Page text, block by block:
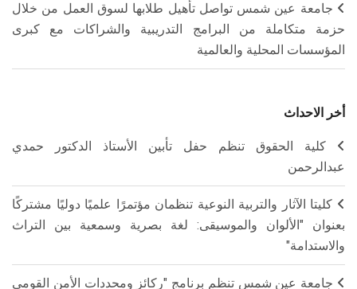
جامعة عين شمس تواصل تأهيل طلابها لسوق العمل من خلال
حزمة متكاملة من البرامج التدريبية والشراكات مع كبرى
المؤسسات المحلية والعالمية
أخر الاحداث
كلية الحقوق تنظم حفل تأبين الأستاذ الدكتور حمدي
عبدالرحمن
كليتا الآثار والتربية النوعية تنظمان مؤتمرًا علميًا دوليًا مشتركًا
بعنوان "الألوان والموسيقى: لغة بصرية وسمعية بين التراث
والاستدامة"
جامعة عين شمس تنظم برنامج "ركائز ومحددات الأمن القومي